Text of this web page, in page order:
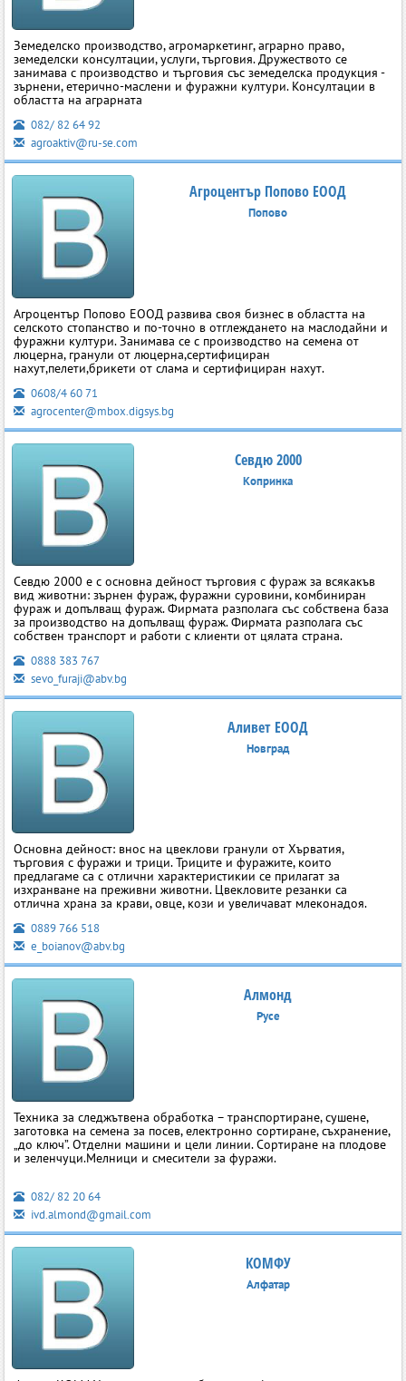
Земеделско производство, агромаркетинг, аграрно право,
земеделски консултации, услуги, търговия. Дружеството се
занимава с производство и търговия със земеделска продукция -
зърнени, етерично-маслени и фуражни култури. Консултации в
областта на аграрната
082/ 82 64 92
agroaktiv@ru-se.com
Агроцентър Попово ЕООД
Попово
Агроцентър Попово ЕООД развива своя бизнес в областта на
селското стопанство и по-точно в отглеждането на маслодайни и
фуражни култури. Занимава се с производство на семена от
люцерна, гранули от люцерна,сертифициран
нахут,пелети,брикети от слама и сертифициран нахут.
0608/4 60 71
agrocenter@mbox.digsys.bg
Севдю 2000
Копринка
Севдю 2000 е с основна дейност търговия с фураж за всякакъв
вид животни: зърнен фураж, фуражни суровини, комбиниран
фураж и допълващ фураж. Фирмата разполага със собствена база
за производство на допълващ фураж. Фирмата разполага със
собствен транспорт и работи с клиенти от цялата страна.
0888 383 767
sevo_furaji@abv.bg
Аливет ЕООД
Новград
Основна дейност: внос на цвеклови гранули от Хърватия,
търговия с фуражи и трици. Триците и фуражите, които
предлагаме са с отлични характеристикии се прилагат за
изхранване на преживни животни. Цвекловите резанки са
отлична храна за крави, овце, кози и увеличават млеконадоя.
0889 766 518
e_boianov@abv.bg
Алмонд
Русе
Техника за следжътвена обработка – транспортиране, сушене,
заготовка на семена за посев, електронно сортиране, съхранение,
„до ключ”. Отделни машини и цели линии. Сортиране на плодове
и зеленчуци.Мелници и смесители за фуражи.
082/ 82 20 64
ivd.almond@gmail.com
КОМФУ
Алфатар